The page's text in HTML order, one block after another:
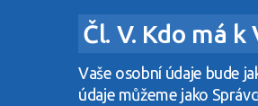
Čl. V. Kdo má
Vaše osobní údaje bude
údaje můžeme jako